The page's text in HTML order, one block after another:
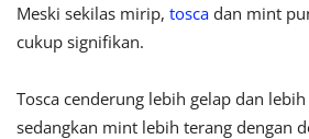
Meski sekilas mirip, tosca dan mint
cukup signifikan.
Tosca cenderung lebih gelap dan
sedangkan mint lebih terang dengan